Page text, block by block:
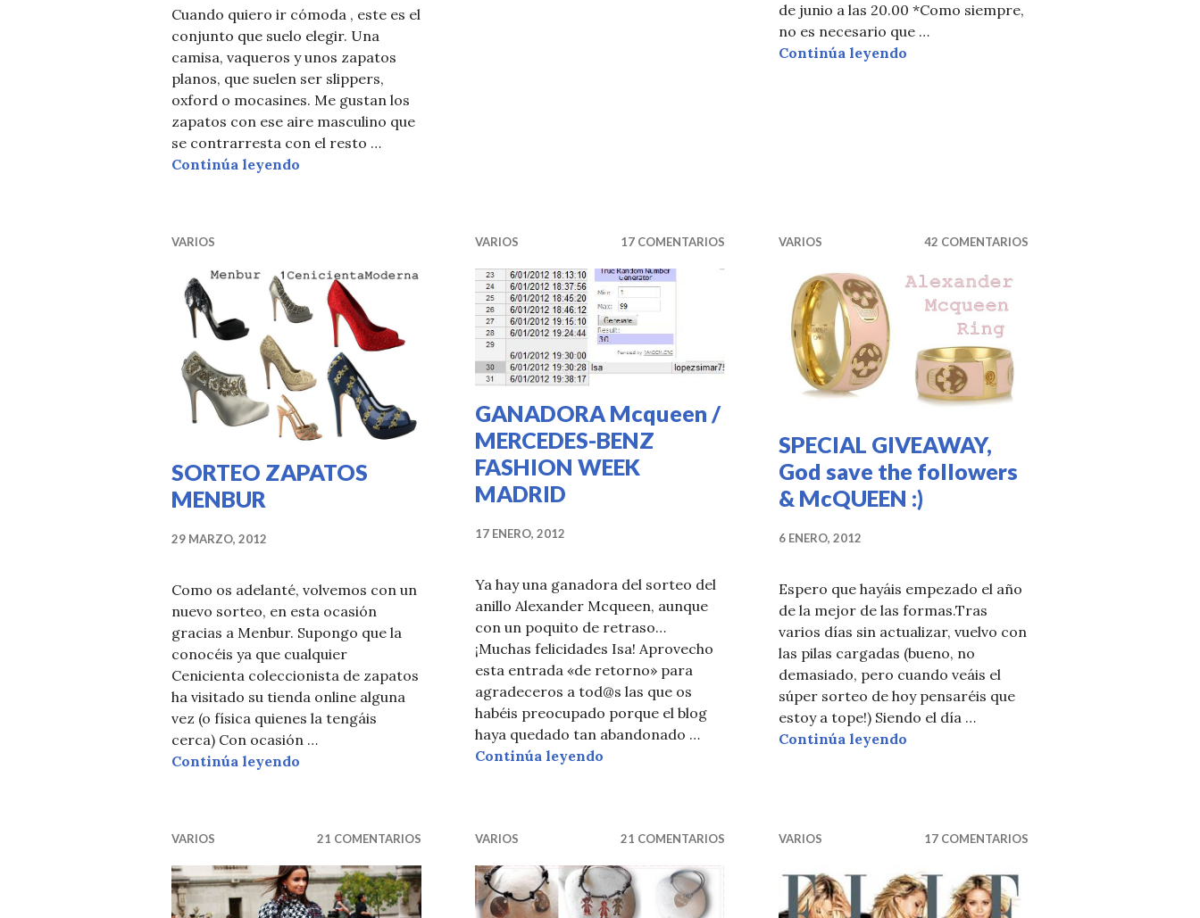
Cuando quiero ir cómoda , este es el
conjunto que suelo elegir. Una
camisa, vaqueros y unos zapatos
planos, que suelen ser slippers,
oxford o mocasines. Me gustan los
zapatos con ese aire masculino que
se contrarresta con el resto …
Continúa leyendo
de junio a las 20.00 *Como siempre,
no es necesario que …
Continúa leyendo
VARIOS
SORTEO ZAPATOS
MENBUR
29 MARZO, 2012
Como os adelanté, volvemos con un
nuevo sorteo, en esta ocasión
gracias a Menbur. Supongo que la
conocéis ya que cualquier
Cenicienta coleccionista de zapatos
ha visitado su tienda online alguna
vez (o física quienes la tengáis
cerca) Con ocasión …
Continúa leyendo SORTEO ZAPATOS MENBUR
VARIOS 17 COMENTARIOS
GANADORA Mcqueen /
MERCEDES-BENZ
FASHION WEEK
MADRID
17 ENERO, 2012
Ya hay una ganadora del sorteo del
anillo Alexander Mcqueen, aunque
con un poquito de retraso…
¡Muchas felicidades Isa! Aprovecho
esta entrada «de retorno» para
agradeceros a tod@s las que os
habéis preocupado porque el blog
haya quedado tan abandonado …
Continúa leyendo
VARIOS 42 COMENTARIOS
SPECIAL GIVEAWAY,
God save the followers
& McQUEEN :)
6 ENERO, 2012
Espero que hayáis empezado el año
de la mejor de las formas.Tras
varios días sin actualizar, vuelvo con
las pilas cargadas (bueno, no
demasiado, pero cuando veáis el
súper sorteo de hoy pensaréis que
estoy a tope!) Siendo el día …
Continúa leyendo
VARIOS 21 COMENTARIOS VARIOS 21 COMENTARIOS VARIOS 17 COMENTARIOS